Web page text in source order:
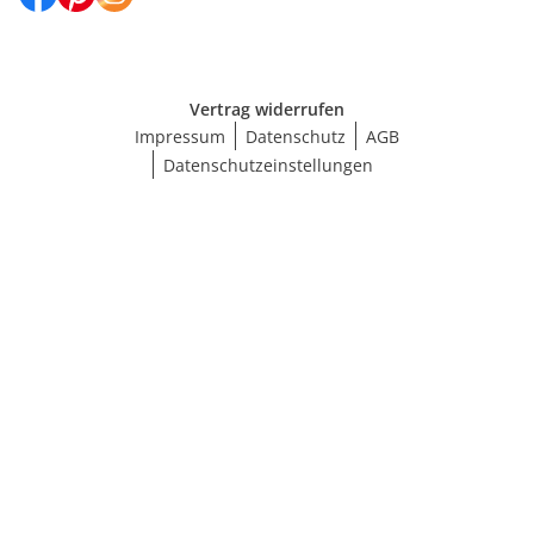
Vertrag widerrufen
Impressum
Datenschutz
AGB
Datenschutzeinstellungen